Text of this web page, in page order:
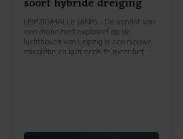
LEIPZIG/HALLE (ANP) - De vondst van
een drone met explosief op de
luchthaven van Leipzig is een nieuwe
escalatie en laat eens te meer het